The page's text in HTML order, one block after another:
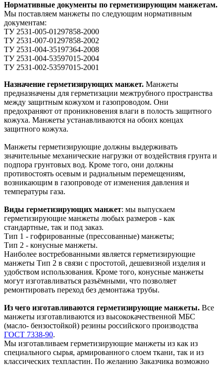
Нормативные документы по герметизирующим манжетам.
Мы поставляем манжеты по следующим нормативным
документам:
ТУ 2531-005-01297858-2000
ТУ 2531-007-01297858-2002
ТУ 2531-004-35197364-2008
ТУ 2531-004-53597015-2004
ТУ 2531-002-53597015-2001
Назначение герметизирующих манжет. Манжеты
предназначены для герметизации межтрубного пространства
между защитным кожухом и газопроводом. Они
предохраняют от проникновения влаги в полость защитного
кожуха. Манжеты устанавливаются на обоих концах
защитного кожуха.
Манжеты герметизирующие должны выдерживать
значительные механические нагрузки от воздействия грунта и
подпора грунтовых вод. Кроме того, они должны
противостоять осевым и радиальным перемещениям,
возникающим в газопроводе от изменения давления и
температуры газа.
Виды герметизирующих манжет: мы выпускаем
герметизирующие манжеты любых размеров - как
стандартные, так и под заказ.
Тип 1 - гофрированные (прессованные) манжеты;
Тип 2 - конусные манжеты.
Наиболее востребованными является герметизирующие
манжеты Тип 2 в связи с простотой, дешевизной изделия и
удобством использования. Кроме того, конусные манжеты
могут изготавливаться разъёмными, что позволяет
ремонтировать переход без демонтажа трубы.
Из чего изготавливаются герметизирующие манжеты. Все
манжеты изготавливаются из высококачественной МБС
(масло- бензостойкой) резины российского производства
ГОСТ 7338-90.
Мы изготавливаем герметизирующие манжеты из как из
специального сырья, армированного слоем ткани, так и из
классических техпластин. По желанию Заказчика возможно